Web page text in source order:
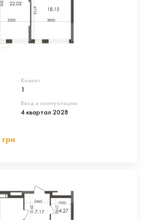
Комнат
1
Ввод в эксплуатацию
4 квартал 2028
грн